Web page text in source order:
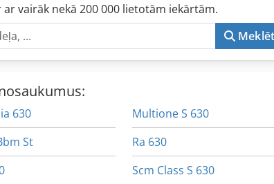
vairāk nekā 200 000 lietotām iekārtām.
Meklēt
630
St
Multione S 630
Ra 630
Scm Class S 630